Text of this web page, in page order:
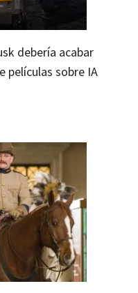
debería acabar
películas sobre IA